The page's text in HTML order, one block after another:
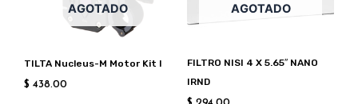
AGOTADO
TILTA Nucleus-M Motor Kit I
$ 438.00
AGOTADO
FILTRO NISI 4 X 5.65″ NANO
IRND